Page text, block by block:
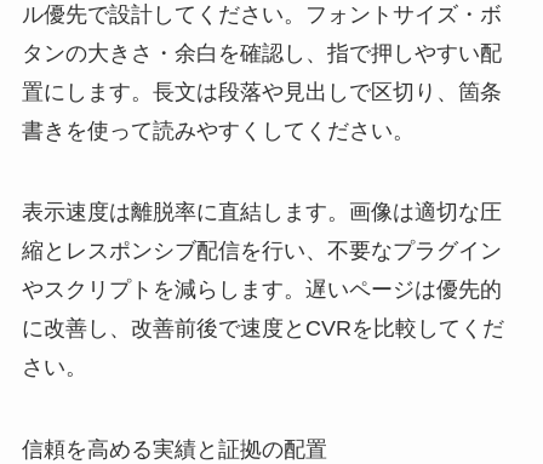
ル優先で設計してください。フォントサイズ・ボ
タンの大きさ・余白を確認し、指で押しやすい配
置にします。長文は段落や見出しで区切り、箇条
書きを使って読みやすくしてください。
表示速度は離脱率に直結します。画像は適切な圧
縮とレスポンシブ配信を行い、不要なプラグイン
やスクリプトを減らします。遅いページは優先的
に改善し、改善前後で速度とCVRを比較してくだ
さい。
信頼を高める実績と証拠の配置